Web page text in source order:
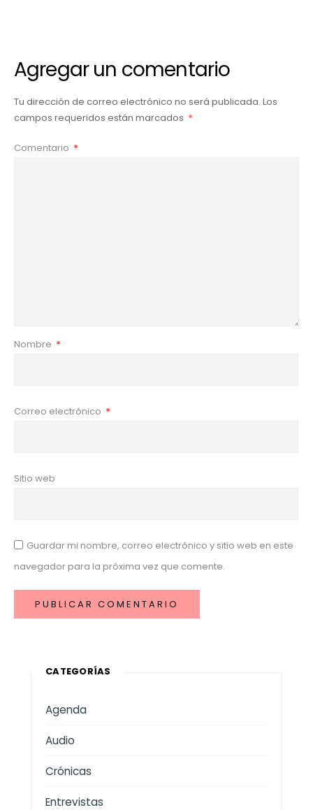
Agregar un comentario
Tu dirección de correo electrónico no será publicada. Los
campos requeridos están marcados *
Comentario *
Nombre *
Correo electrónico *
Sitio web
Guardar mi nombre, correo electrónico y sitio web en este
navegador para la próxima vez que comente.
CATEGORÍAS
Agenda
Audio
Crónicas
Entrevistas